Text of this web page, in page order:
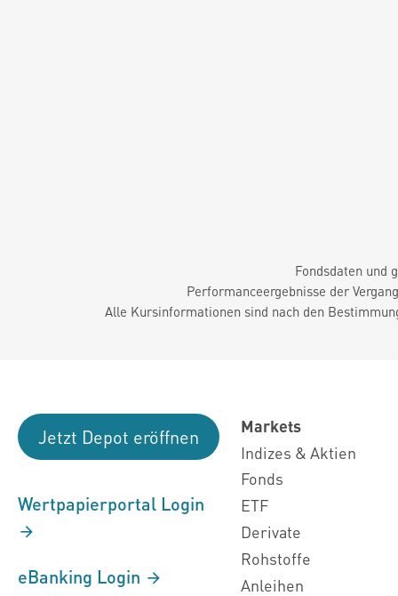
Fondsdaten und
Performanceergebnisse der
Alle Kursinformationen sind nach den
Jetzt Depot eröffnen
Wertpapierportal Login
eBanking Login
Markets
Indizes & Aktien
Fonds
ETF
Derivate
Rohstoffe
Anleihen